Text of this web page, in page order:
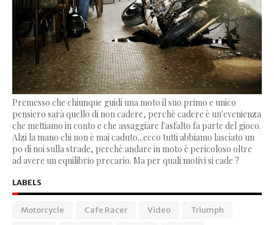
Premesso che chiunque guidi una moto il suo primo e unico
pensiero sarà quello di non cadere, perchè cadere è un'evenienza
che mettiamo in conto e che assaggiare l'asfalto fa parte del gioco.
Alzi la mano chi non è mai caduto...ecco tutti abbiamo lasciato un
po di noi sulla strade, perchè andare in moto è pericoloso oltre
ad avere un equilibrio precario. Ma per quali motivi si cade ?
LABELS
Motorcycle Cafe Racer Video
Triumph